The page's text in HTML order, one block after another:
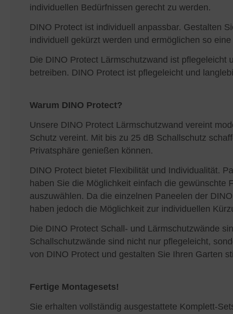
individuellen Bedürfnissen gerecht zu werden.
DINO Protect ist individuell anpassbar. Gestalten
individuell gekürzt werden und ermöglichen so
Die DINO Protect Lärmschutzwand ist
betreiben. DINO Protect ist pflegeleicht und
Warum DINO Protect?
Unsere DINO Protect Lärmschutzwand vereint
Schutz vereint. Mit bis zu 25 dB Schallschutz
Privatsphäre genießen können.
DINO Protect bietet Flexibilität und Individualität.
haben Sie die Möglichkeit einfach die gewünschte
auszuwählen. Da die einzelnen Paneelen der
haben jedoch die Möglichkeit zur individuellen
Die DINO Protect Schall- und Lärmschutzwände
Schallschutzwände sind nicht nur pflegeleicht,
von DINO Protect und gestalten Sie Ihren Garten
Fertige Montagesets!
Sie erhalten vollständig ausgestattete Komplett-